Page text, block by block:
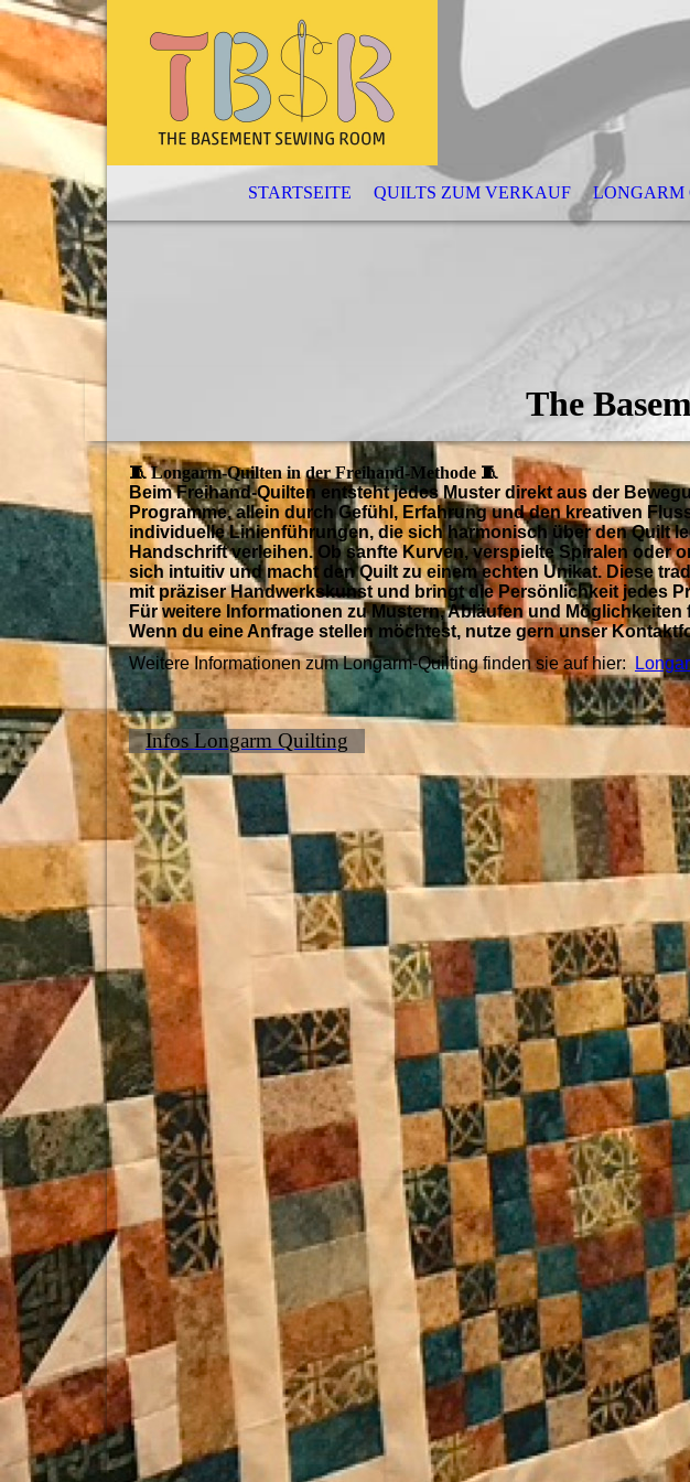
STARTSEITE QUILTS ZUM VERKAUF LONGARM
The
🧵 Longarm‑Quilten in der Freihand‑Methode 🧵
Beim Freihand‑Quilten entsteht jedes Muster direkt aus der
Programme, allein durch Gefühl, Erfahrung und den kreativen
individuelle Linienführungen, die sich harmonisch über den Quilt
Handschrift verleihen. Ob sanfte Kurven, verspielte Spiralen oder
sich intuitiv und macht den Quilt zu einem echten Unikat. Diese
mit präziser Handwerkskunst und bringt die Persönlichkeit jedes
Für weitere Informationen zu Mustern, Abläufen und
Wenn du eine Anfrage stellen möchtest, nutze gern unser
Weitere Informationen zum Longarm-Quilting finden sie auf hier:
Infos Longarm Quilting